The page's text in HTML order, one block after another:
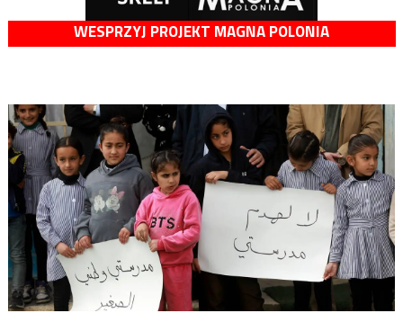
WESPRZYJ PROJEKT MAGNA POLONIA